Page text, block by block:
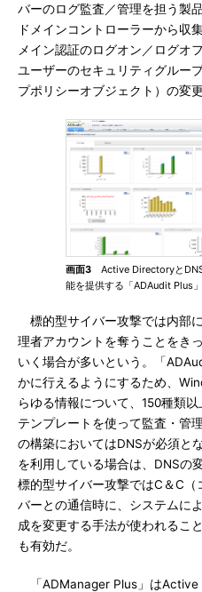
バーのログ監査／管理を担う製
ドメインコントローラーから収
メイン認証のログオン／ログオ
ユーザーのセキュリティグルー
プポリシーオブジェクト）の変
画面3 Active Directoryと
能を提供する「ADAudit Plus
標的型サイバー攻撃では内部
理者アカウントを奪うことをき
いく場合が多いという。「
かに行えるようにするため、
らゆる情報について、150種類
テンプレートを使って監査・管
の構築においてはDNSが必須と
を利用している場合は、DNSの
標的型サイバー攻撃ではC＆C
バーとの通信時に、システムに
成を変更する手法が使われるこ
も有効だ。
「ADManager Plus」はActive